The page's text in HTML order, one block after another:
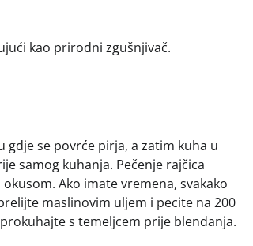
kao prirodni zgušnjivač.
se povrće pirja, a zatim kuha u
samog kuhanja. Pečenje rajčica
Ako imate vremena, svakako
maslinovim uljem i pecite na 200
s temeljcem prije blendanja.